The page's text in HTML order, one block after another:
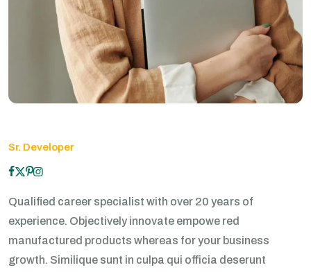
Sr. Developer
Qualified career specialist with over 20 years of
experience. Objectively innovate empowe red
manufactured products whereas for your business
growth. Similique sunt in culpa qui officia deserunt